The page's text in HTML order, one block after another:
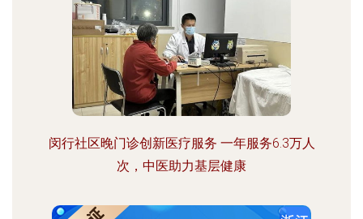
闵行社区晚门诊创新医疗服务 一年服务6.3万人
次，中医助力基层健康